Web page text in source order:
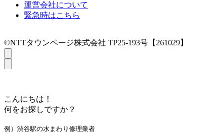
運営会社について
緊急時はこちら
©NTTタウンページ株式会社 TP25-193号【261029】
こんにちは！
何をお探しですか？
例）渋谷駅の水まわり修理業者